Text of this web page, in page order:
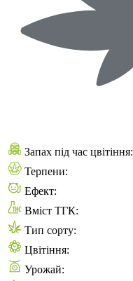
Запах під час цвітіння:
Терпени:
Ефект:
Вміст ТГК:
Тип сорту:
Цвітіння:
Урожай: